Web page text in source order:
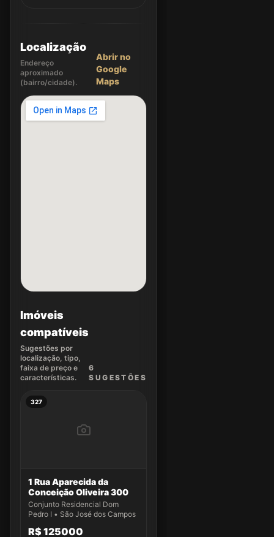
Localização
Endereço
aproximado
(bairro/cidade).
Abrir no
Google
Maps
Imóveis
compatíveis
Sugestões por
localização, tipo,
faixa de preço e
características.
6
SUGEST ÕES
327
1 Rua Aparecida da
Conceição Oliveira 300
Conjunto Residencial Dom
Pedro I • São José dos Campos
R$ 125000